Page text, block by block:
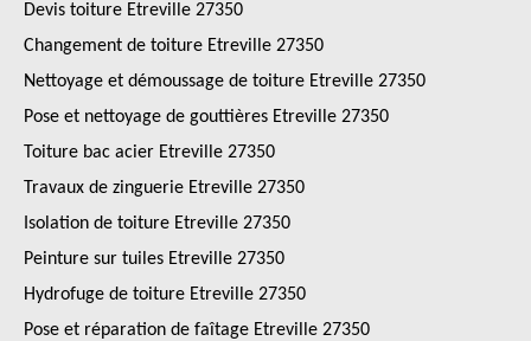
Devis toiture Etreville 27350
Changement de toiture Etreville 27350
Nettoyage et démoussage de toiture Etreville 27350
Pose et nettoyage de gouttières Etreville 27350
Toiture bac acier Etreville 27350
Travaux de zinguerie Etreville 27350
Isolation de toiture Etreville 27350
Peinture sur tuiles Etreville 27350
Hydrofuge de toiture Etreville 27350
Pose et réparation de faîtage Etreville 27350